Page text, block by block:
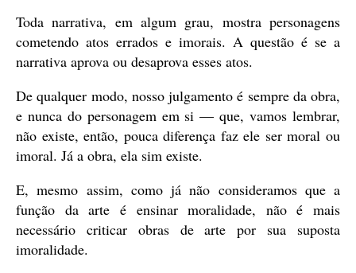
Toda narrativa, em algum grau, mostra personagens
cometendo atos errados e imorais. A questão é se a
narrativa aprova ou desaprova esses atos.
De qualquer modo, nosso julgamento é sempre da obra,
e nunca do personagem em si — que, vamos lembrar,
não existe, então, pouca diferença faz ele ser moral ou
imoral. Já a obra, ela sim existe.
E, mesmo assim, como já não consideramos que a
função da arte é ensinar moralidade, não é mais
necessário criticar obras de arte por sua suposta
imoralidade.